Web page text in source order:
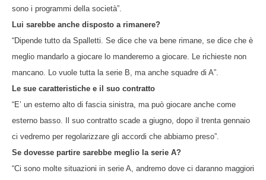
sono i programmi della società”.
Lui sarebbe anche disposto a rimanere?
“Dipende tutto da Spalletti. Se dice che va bene rimane, se dice che è
meglio mandarlo a giocare lo manderemo a giocare. Le richieste non
mancano. Lo vuole tutta la serie B, ma anche squadre di A”.
Le sue caratteristiche e il suo contratto
“E’ un esterno alto di fascia sinistra, ma può giocare anche come
esterno basso. Il suo contratto scade a giugno, dopo il trenta gennaio
ci vedremo per regolarizzare gli accordi che abbiamo preso”.
Se dovesse partire sarebbe meglio la serie A?
“Ci sono molte situazioni in serie A, andremo dove ci daranno maggiori